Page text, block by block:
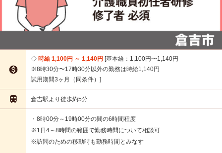

時給 1,100円 ～ 1,140円 基本給：1,100円〜1,140円
※8時30分〜17時30分以外の勤務は時給1,140円
試用期間3ヶ月（同条件）
 倉吉駅より徒歩約5分
・8時00分～19時00分の間の6時間程度
※1日4～8時間の範囲で勤務時間について相談可
※訪問のための移動時も勤務時間とみなす